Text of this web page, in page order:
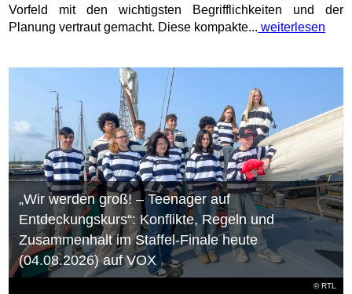
Vorfeld mit den wichtigsten Begrifflichkeiten und der
Planung vertraut gemacht. Diese kompakte... weiterlesen
©RTL
„Wir werden groß! – Teenager auf
Entdeckungskurs“: Konflikte, Regeln und
Zusammenhalt im Staffel-Finale heute
(04.08.2026) auf VOX